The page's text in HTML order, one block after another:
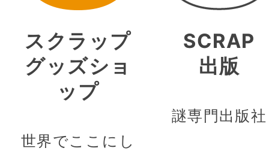
スクラップ
グッズショ
ップ
世界でここにし
SCRAP
出版
謎専門出版社